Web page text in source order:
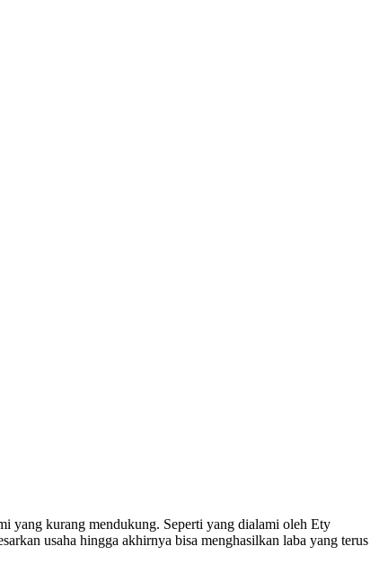
yang kurang mendukung. Seperti yang dialami oleh Ety
usaha hingga akhirnya bisa menghasilkan laba yang terus